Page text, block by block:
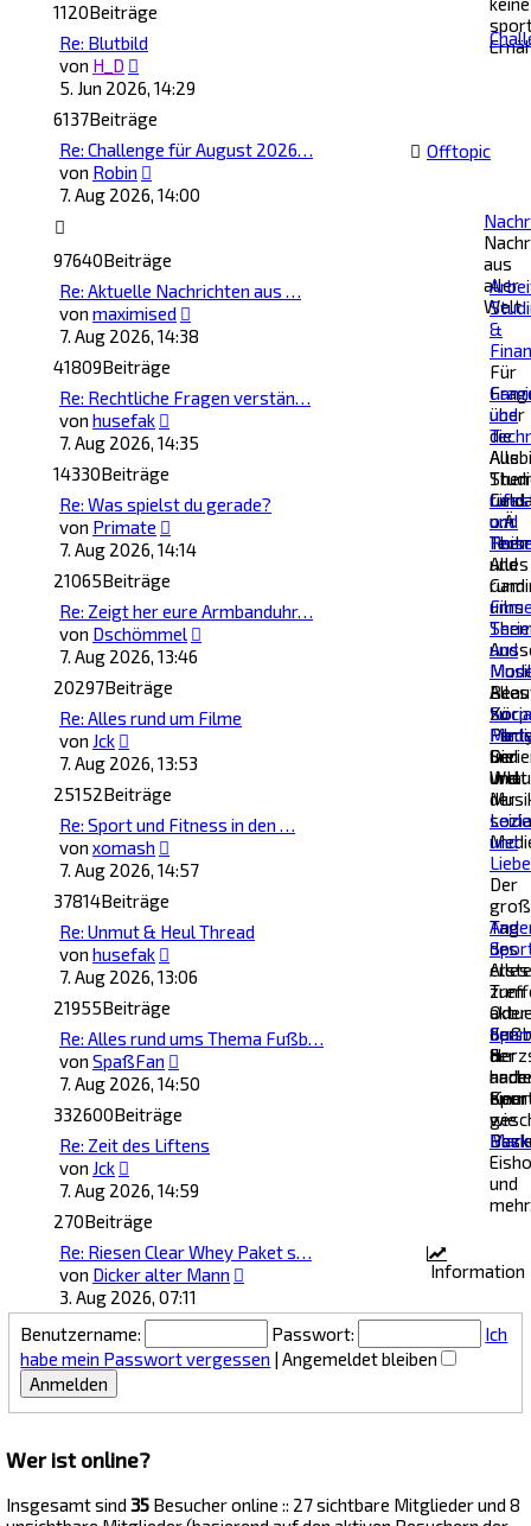
1120Beiträge
Re: Blutbild
von H_D
Beitrag
5. Jun 2026, 14:29
6137Beiträge
Re: Challenge für August 2026…
von Robin
Beitrag
7. Aug 2026, 14:00
Offtopic
aus
aller
Welt
97640Beiträge
Re: Aktuelle Nachrichten aus …
von maximised
Beitrag
7. Aug 2026, 14:38
&
Für
über
die
o.Ä.
41809Beiträge
Re: Rechtliche Fragen verstän…
von husefak
Beitrag
7. Aug 2026, 14:35
und
Alle
rund
um
und
14330Beiträge
Re: Was spielst du gerade?
von Primate
Beitrag
7. Aug 2026, 14:14
und
Alles
rund
ums
und
21065Beiträge
Re: Zeigt her eure Armbanduhr…
von Dschömmel
7. Aug 2026, 13:46
und
Alles
zu
und
20297Beiträge
Re: Alles rund um Filme
von Jck
Beitrag
7. Aug 2026, 13:53
Die
Welt
der
25152Beiträge
Re: Sport und Fitness in den …
von xomash
Beitrag
7. Aug 2026, 14:57
und
Liebe
Der
Tag
des
Oder
der
nach
einer
37814Beiträge
Re: Unmut & Heul Thread
von husefak
Beitrag
7. Aug 2026, 13:06
Alles
zum
&
wie
und
21955Beiträge
Re: Alles rund ums Thema Fußb…
von SpaßFan
Beitrag
7. Aug 2026, 14:50
der
harte
Kern
332600Beiträge
Re: Zeit des Liftens
von Jck
Beitrag
7. Aug 2026, 14:59
270Beiträge
Re: Riesen Clear Whey Paket s…
von Dicker alter Mann
3. Aug 2026, 07:11
Information
Benutzername: Passwort:
Ich
habe mein Passwort vergessen | Angemeldet bleiben
Wer ist online?
Insgesamt sind 35 Besucher online :: 27 sichtbare Mitglieder und 8